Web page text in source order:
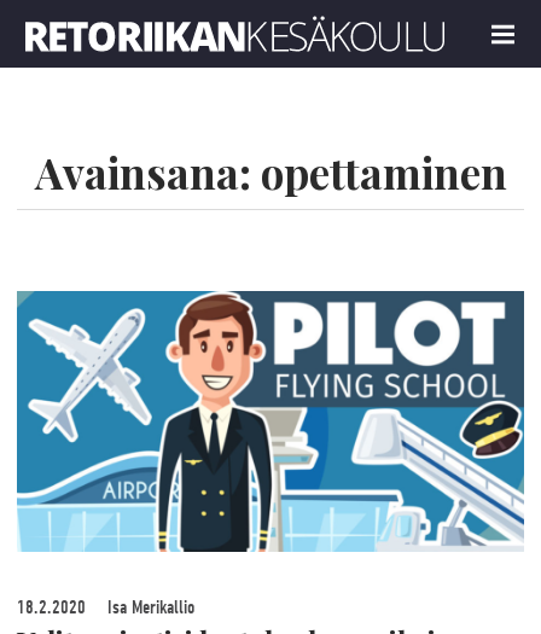
MENU
Avainsana: opettaminen
18.2.2020 Isa Merikallio